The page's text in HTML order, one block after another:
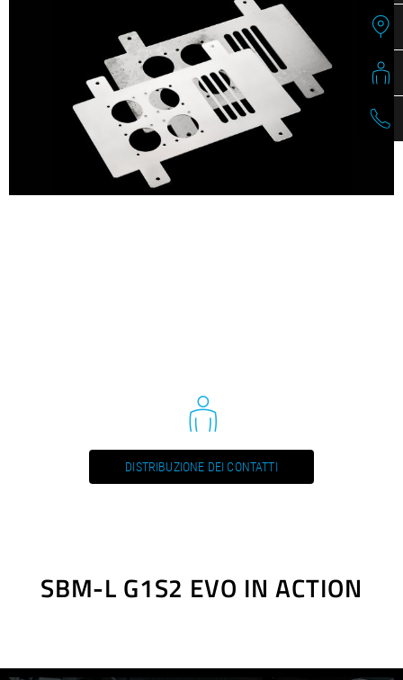
Massima produttività con una qualità di lavorazione
ottimale e costante
Ingombro ridotto grazie alla struttura compatta
La struttura robusta e la buona accessibilità riducono al
minimo gli interventi di manutenzione
Miglioramento dell'ambiente di lavoro grazie alla
riduzione dell'inquinamento da polvere, sporco e rumore
DISTRIBUZIONE DEI CONTATTI
SBM-L G1S2 EVO IN ACTION